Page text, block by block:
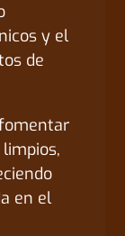
y el
de
en el